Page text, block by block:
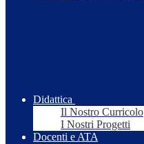
Didattica
Il Nostro Curricolo
I Nostri Progetti
Docenti e ATA